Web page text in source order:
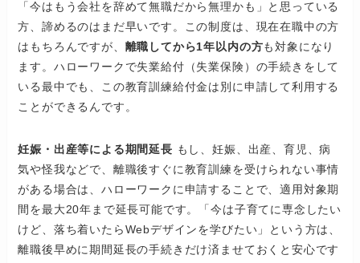
「今はもう会社を辞めて無職だから無理かも」と思っている
方、諦めるのはまだ早いです。この制度は、現在在職中の方
はもちろんですが、 離職してから1年以内の方も対象になり
ます。ハローワークで失業給付（失業保険）の手続きをして
いる最中でも、この教育訓練給付金は別に申請して利用する
ことができるんです。
妊娠・出産等による期間延長 もし、妊娠、出産、育児、病
気や怪我などで、離職後すぐに教育訓練を受けられない事情
がある場合は、ハローワークに申請することで、適用対象期
間を最大20年まで延長可能です。「今は子育てに専念したい
けど、落ち着いたらWebデザインを学びたい」という方は、
離職後早めに期間延長の手続きだけ済ませておくと安心です